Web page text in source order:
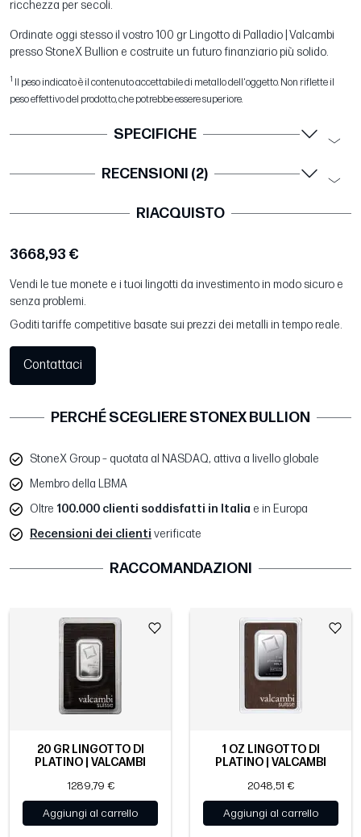
ricchezza per secoli.
Ordinate oggi stesso il vostro 100 gr Lingotto di Palladio | Valcambi
presso StoneX Bullion e costruite un futuro finanziario più solido.
1
Il peso indicato è il contenuto accettabile di metallo dell'oggetto. Non riflette il
peso effettivo del prodotto, che potrebbe essere superiore.
SPECIFICHE
RECENSIONI (2)
RIACQUISTO
3668,93 €
Vendi le tue monete e i tuoi lingotti da investimento in modo sicuro e
senza problemi.
Goditi tariffe competitive basate sui prezzi dei metalli in tempo reale.
Contattaci
PERCHÉ SCEGLIERE STONEX BULLION
StoneX Group – quotata al NASDAQ, attiva a livello globale
Membro della LBMA
Oltre 100.000 clienti soddisfatti in Italia e in Europa
Recensioni dei clienti verificate
RACCOMANDAZIONI
20 GR LINGOTTO DI
PLATINO | VALCAMBI
1289,79 €
Aggiungi al carrello
1 OZ LINGOTTO DI
PLATINO | VALCAMBI
2048,51 €
Aggiungi al carrello